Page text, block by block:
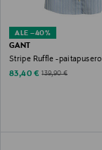
ALE –40%
GANT
Stripe Ruffle -paitapusero
Discounted Price
83,40 € Original Price
139,90 €